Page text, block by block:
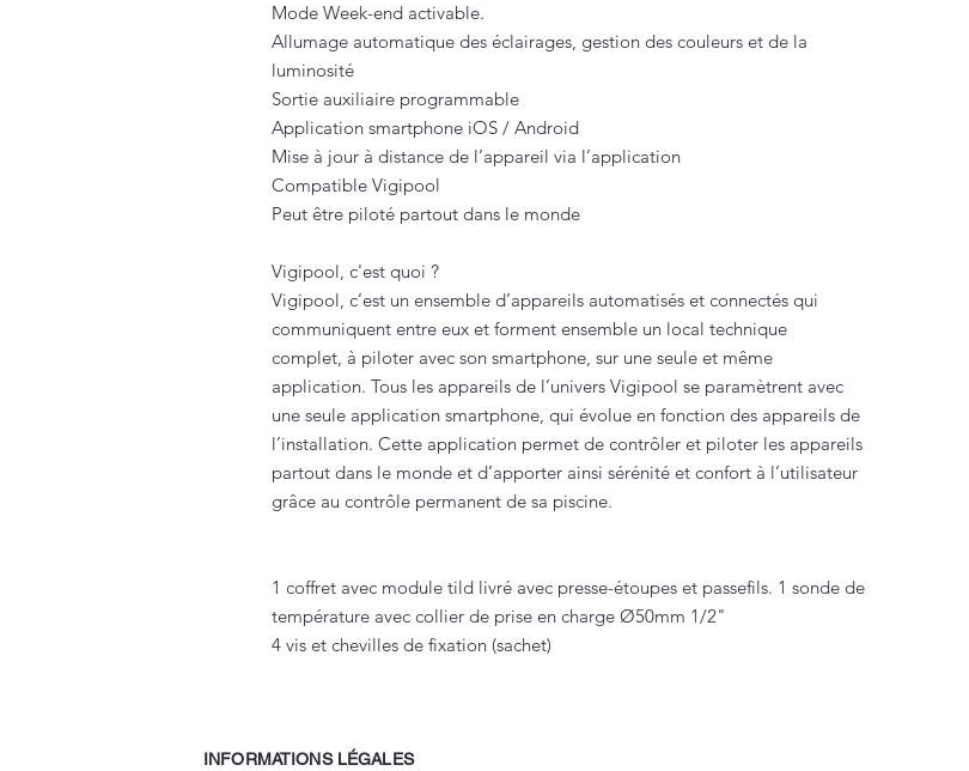
Mode Week-end activable.
Allumage automatique des éclairages, gestion des couleurs et de la
luminosité
Sortie auxiliaire programmable
Application smartphone iOS / Android
Mise à jour à distance de l’appareil via l’application
Compatible Vigipool
Peut être piloté partout dans le monde
Vigipool, c'est quoi ?
Vigipool, c’est un ensemble d’appareils automatisés et connectés qui
communiquent entre eux et forment ensemble un local technique
complet, à piloter avec son smartphone, sur une seule et même
application. Tous les appareils de l’univers Vigipool se paramètrent avec
une seule application smartphone, qui évolue en fonction des appareils de
l’installation. Cette application permet de contrôler et piloter les appareils
partout dans le monde et d’apporter ainsi sérénité et confort à l’utilisateur
grâce au contrôle permanent de sa piscine.
1 coffret avec module tild livré avec presse-étoupes et passefils. 1 sonde de
température avec collier de prise en charge Ø50mm 1/2"
4 vis et chevilles de fixation (sachet)
INFORMATIONS LÉGALES